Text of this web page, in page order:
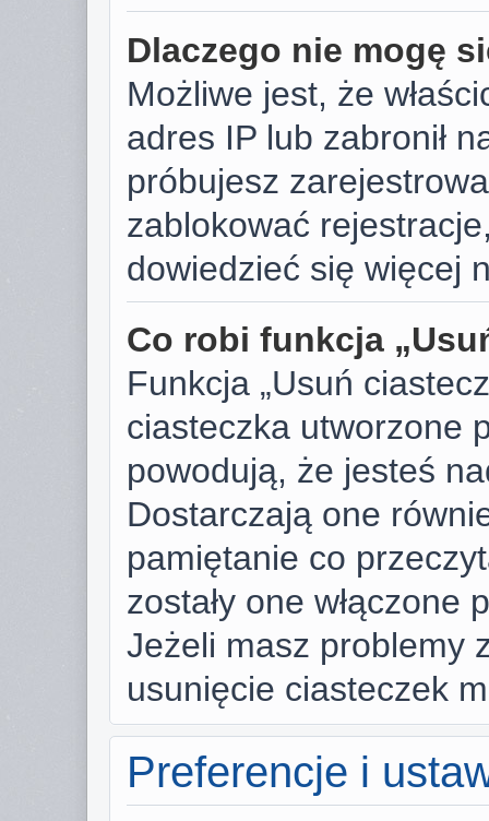
Dlaczego nie mogę
Możliwe jest, że
adres IP lub zabronił
próbujesz
zablokować
dowiedzieć się więcej
Co robi funkcja
Funkcja „Usuń
ciasteczka utworzone
powodują, że jesteś
Dostarczają one
pamiętanie co
zostały one
Jeżeli masz problemy
usunięcie ciasteczek
Preferencje i